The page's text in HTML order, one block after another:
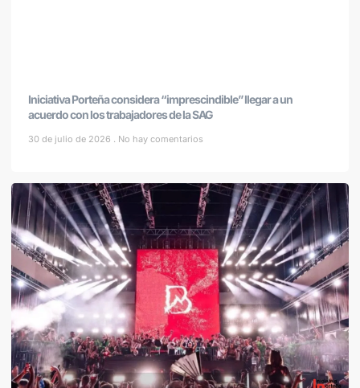
Iniciativa Porteña considera “imprescindible” llegar a un
acuerdo con los trabajadores de la SAG
30 de julio de 2026 No hay comentarios